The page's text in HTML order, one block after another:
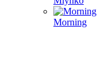
Morning